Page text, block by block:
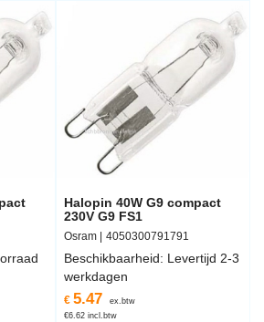
Halopin 40W G9 compact
230V G9 FS1
€ 5.47
ex.btw
€6.62 incl.btw
Osram 4050300791791
Beschikbaarheid: Levertijd 2-3
werkdagen